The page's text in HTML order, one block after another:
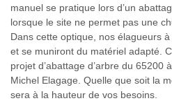
manuel se pratique lors d’un
lorsque le site ne permet pas une
Dans cette optique, nos élagueurs
et se muniront du matériel adapté.
projet d’abattage d’arbre du 65200
Michel Elagage. Quelle que soit la
sera à la hauteur de vos besoins.